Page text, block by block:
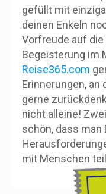
gefüllt mit
deinen Enkeln
Vorfreude auf die
Begeisterung im
Reise365.com
Erinnerungen, an
gerne
nicht alleine!
schön, dass man
mit Menschen